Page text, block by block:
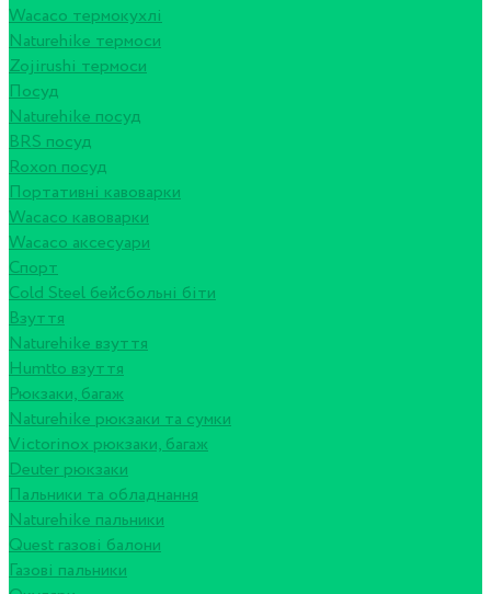
Wacaco термокухлі
Naturehike термоси
Zojirushi термоси
Посуд
Naturehike посуд
BRS посуд
Roxon посуд
Портативні кавоварки
Wacaco кавоварки
Wacaco аксесуари
Спорт
Cold Steel бейсбольні біти
Взуття
Naturehike взуття
Humtto взуття
Рюкзаки, багаж
Naturehike рюкзаки та сумки
Victorinox рюкзаки, багаж
Deuter рюкзаки
Пальники та обладнання
Naturehike пальники
Quest газові балони
Газові пальники